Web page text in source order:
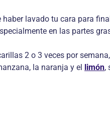
lavado tu cara para
en las partes
2 o 3 veces por
la naranja y el limón,